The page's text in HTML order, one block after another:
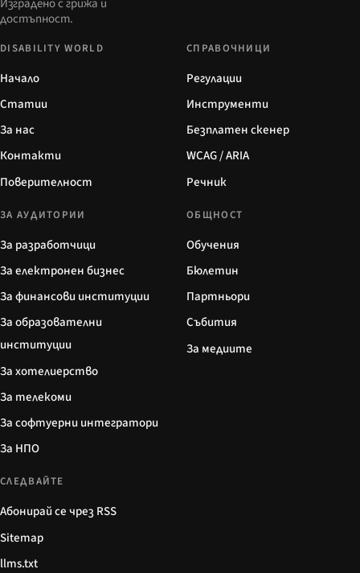
достъпност.
DISABILITY WORLD
Начало
Статии
За нас
Контакти
Поверителност
СПРАВОЧНИЦИ
Регулации
Инструменти
Безплатен скенер
WCAG / ARIA
Речник
ЗА АУДИТОРИИ
За разработчици
За електронен бизнес
За финансови институции
За образователни
институции
За хотелиерство
За телекоми
За софтуерни интегратори
За НПО
ОБЩНОСТ
Обучения
Бюлетин
Партньори
Събития
За медиите
СЛЕДВАЙТЕ
Абонирай се чрез RSS
Sitemap
llms.txt